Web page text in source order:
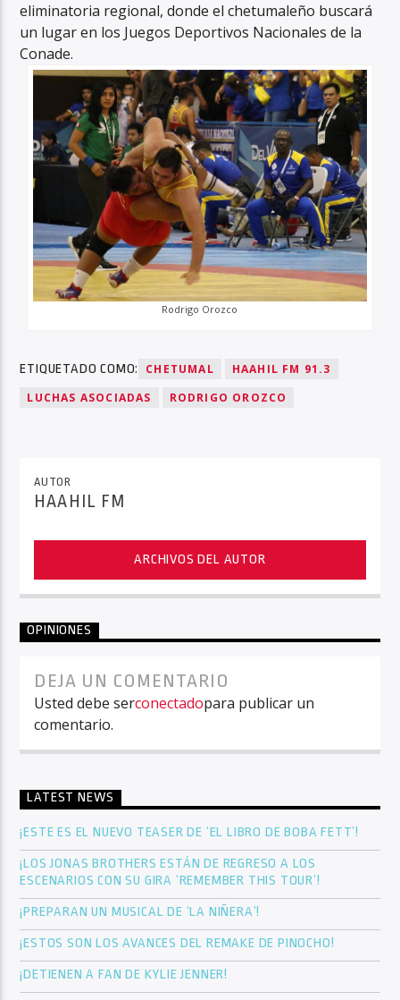
eliminatoria regional, donde el chetumaleño buscará
un lugar en los Juegos Deportivos Nacionales de la
Conade.
Rodrigo Orozco
ETIQUETADO COMO: CHETUMAL
HAAHIL FM 91.3
LUCHAS ASOCIADAS
RODRIGO OROZCO
AUTOR
HAAHIL FM
ARCHIVOS DEL AUTOR
OPINIONES
DEJA UN COMENTARIO
Usted debe serconectadopara publicar un
comentario.
LATEST NEWS
¡ESTE ES EL NUEVO TEASER DE ‘EL LIBRO DE BOBA FETT’!
¡LOS JONAS BROTHERS ESTÁN DE REGRESO A LOS
ESCENARIOS CON SU GIRA ‘REMEMBER THIS TOUR’!
¡PREPARAN UN MUSICAL DE ‘LA NIÑERA’!
¡ESTOS SON LOS AVANCES DEL REMAKE DE PINOCHO!
¡DETIENEN A FAN DE KYLIE JENNER!